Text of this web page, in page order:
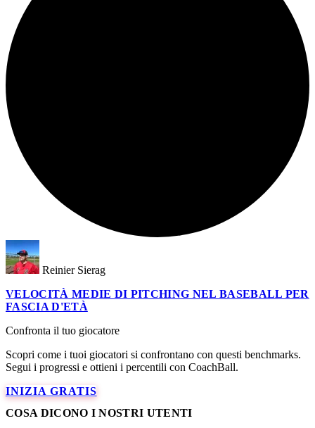
Reinier Sierag
VELOCITÀ MEDIE DI PITCHING NEL BASEBALL PER
FASCIA D'ETÀ
Confronta il tuo giocatore
Scopri come i tuoi giocatori si confrontano con questi benchmarks.
Segui i progressi e ottieni i percentili con CoachBall.
INIZIA GRATIS
COSA DICONO I NOSTRI UTENTI